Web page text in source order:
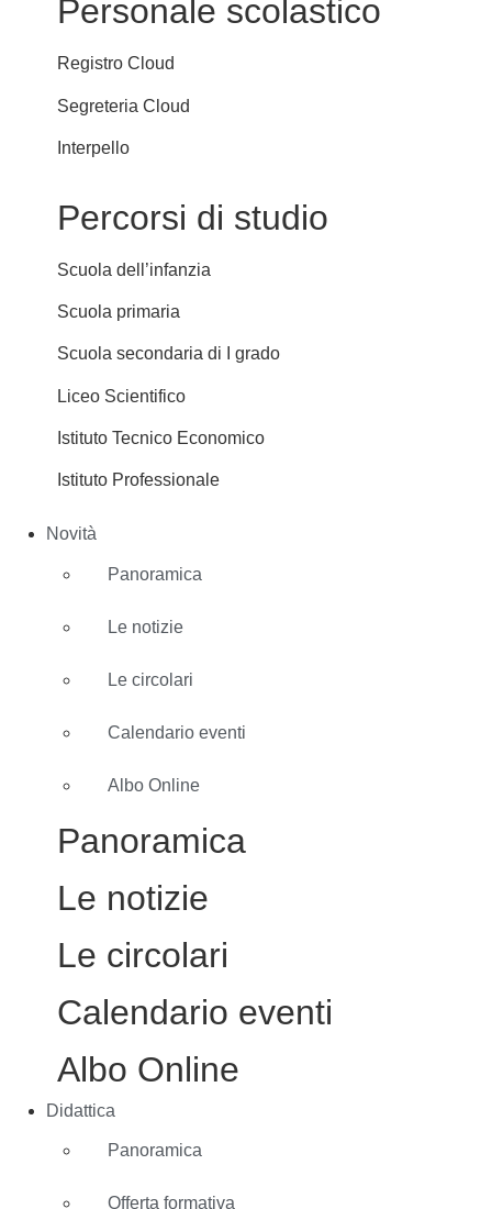
Personale scolastico
Registro Cloud
Segreteria Cloud
Interpello
Percorsi di studio
Scuola dell’infanzia
Scuola primaria
Scuola secondaria di I grado
Liceo Scientifico
Istituto Tecnico Economico
Istituto Professionale
Novità
Panoramica
Le notizie
Le circolari
Calendario eventi
Albo Online
Panoramica
Le notizie
Le circolari
Calendario eventi
Albo Online
Didattica
Panoramica
Offerta formativa